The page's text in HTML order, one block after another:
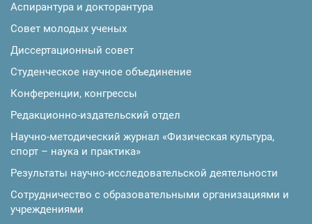
Аспирантура и докторантура
Совет молодых ученых
Диссертационный совет
Студенческое научное объединение
Конференции, конгрессы
Редакционно-издательский отдел
Научно-методический журнал «Физическая культура,
спорт – наука и практика»
Результаты научно-исследовательской деятельности
Сотрудничество с образовательными организациями и
учреждениями